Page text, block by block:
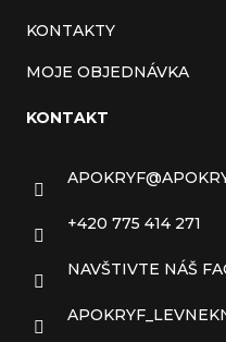
KONTAKTY
MOJE OBJEDNÁVKA
KONTAKT
APOKRYF@
+420 775 414 271
NAVŠTIVTE NÁŠ